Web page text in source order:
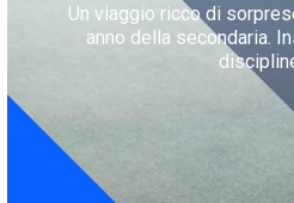
Un viaggio ricco di
anno della secondaria.